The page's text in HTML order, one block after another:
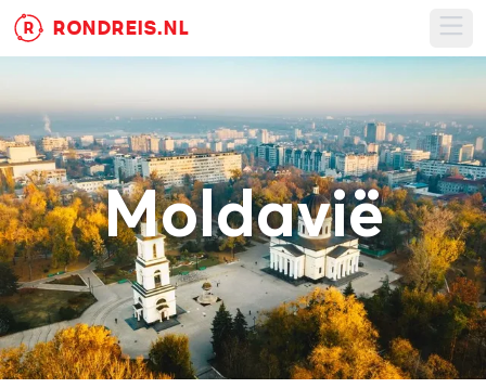
R RONDREIS.NL
Moldavië